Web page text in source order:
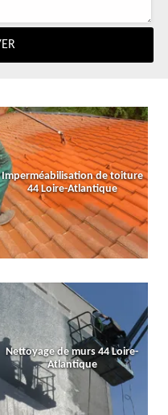
Imperméabilisation de toiture
44 Loire-Atlantique
Nettoyage de murs 44 Loire-
Atlantique